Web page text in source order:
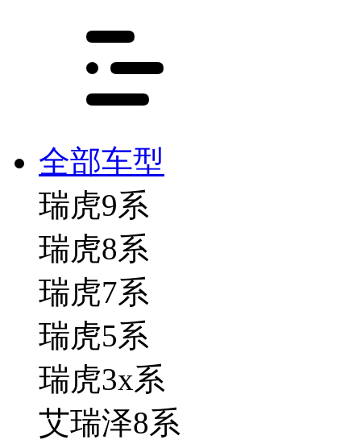
全部车型
瑞虎9系
瑞虎8系
瑞虎7系
瑞虎5系
瑞虎3x系
艾瑞泽8系